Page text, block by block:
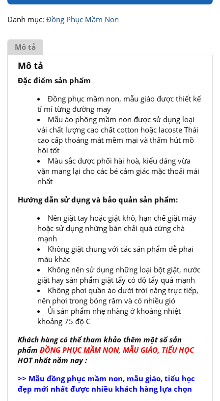
Danh mục: Đồng Phục Mầm Non
Mô tả
Mô tả
Đặc điểm sản phẩm
Đồng phục mầm non, mẫu giáo được thiết kế
tỉ mỉ từng đường may
Mẫu áo phông mầm non được sử dụng loại
vải chất lượng cao chất cotton hoặc lacoste Thái
cao cấp thoáng mát mềm mại và thấm hút mồ
hôi tốt
Màu sắc được phối hài hoà, kiểu dáng vừa
vặn mang lại cho các bé cảm giác mặc thoải mái
nhất
Hướng dẫn sử dụng và bảo quản sản phẩm:
Nên giặt tay hoặc giặt khô, hạn chế giặt máy
hoặc sử dụng những bàn chải quá cứng chà
mạnh
Không giặt chung với các sản phẩm dễ phai
màu khác
Không nên sử dụng những loại bột giặt, nước
giặt hay sản phẩm giặt tẩy có độ tẩy quá mạnh
Không phơi quần áo dưới trời nắng trực tiếp,
nên phơi trong bóng râm và có nhiều gió
Ủi sản phẩm nhẹ nhàng ở khoảng nhiệt
khoảng 75 độ C
Khách hàng có thể tham khảo thêm một số sản
phẩm ĐỒNG PHỤC MẦM NON, MẪU GIÁO, TIỂU HỌC
HOT nhất năm nay :
>> Mẫu đồng phục mầm non, mẫu giáo, tiểu học
đẹp mới nhất được nhiều khách hàng lựa chọn